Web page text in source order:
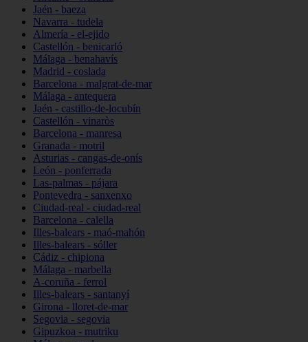
Jaén - baeza
Navarra - tudela
Almería - el-ejido
Castellón - benicarló
Málaga - benahavís
Madrid - coslada
Barcelona - malgrat-de-mar
Málaga - antequera
Jaén - castillo-de-locubín
Castellón - vinaròs
Barcelona - manresa
Granada - motril
Asturias - cangas-de-onís
León - ponferrada
Las-palmas - pájara
Pontevedra - sanxenxo
Ciudad-real - ciudad-real
Barcelona - calella
Illes-balears - maó-mahón
Illes-balears - sóller
Cádiz - chipiona
Málaga - marbella
A-coruña - ferrol
Illes-balears - santanyí
Girona - lloret-de-mar
Segovia - segovia
Gipuzkoa - mutriku